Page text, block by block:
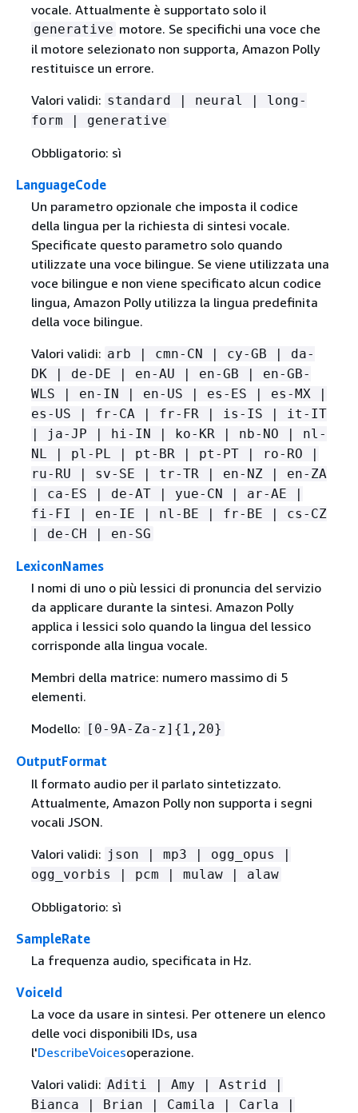
vocale. Attualmente è supportato solo il
generative motore. Se specifichi una voce che
il motore selezionato non supporta, Amazon Polly
restituisce un errore.
Valori validi: standard | neural | long-
form | generative
Obbligatorio: sì
LanguageCode
Un parametro opzionale che imposta il codice
della lingua per la richiesta di sintesi vocale.
Specificate questo parametro solo quando
utilizzate una voce bilingue. Se viene utilizzata una
voce bilingue e non viene specificato alcun codice
lingua, Amazon Polly utilizza la lingua predefinita
della voce bilingue.
Valori validi: arb | cmn-CN | cy-GB | da-
DK | de-DE | en-AU | en-GB | en-GB-
WLS | en-IN | en-US | es-ES | es-MX |
es-US | fr-CA | fr-FR | is-IS | it-IT
| ja-JP | hi-IN | ko-KR | nb-NO | nl-
NL | pl-PL | pt-BR | pt-PT | ro-RO |
ru-RU | sv-SE | tr-TR | en-NZ | en-ZA
| ca-ES | de-AT | yue-CN | ar-AE |
fi-FI | en-IE | nl-BE | fr-BE | cs-CZ
| de-CH | en-SG
LexiconNames
I nomi di uno o più lessici di pronuncia del servizio
da applicare durante la sintesi. Amazon Polly
applica i lessici solo quando la lingua del lessico
corrisponde alla lingua vocale.
Membri della matrice: numero massimo di 5
elementi.
Modello:
[0-9A-Za-z] { 1,20}
OutputFormat
Il formato audio per il parlato sintetizzato.
Attualmente, Amazon Polly non supporta i segni
vocali JSON.
Valori validi: json | mp3 | ogg_opus |
ogg_vorbis | pcm | mulaw | alaw
Obbligatorio: sì
SampleRate
La frequenza audio, specificata in Hz.
VoiceId
La voce da usare in sintesi. Per ottenere un elenco
delle voci disponibili IDs, usa
l'DescribeVoicesoperazione.
Valori validi: Aditi | Amy | Astrid |
Bianca | Brian | Camila | Carla |